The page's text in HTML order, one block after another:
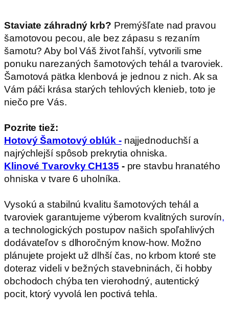
Staviate záhradný krb? Premýšľate nad pravou
šamotovou pecou, ale bez zápasu s rezaním
šamotu? Aby bol Váš život ľahší, vytvorili sme
ponuku narezaných šamotových tehál a tvaroviek.
Šamotová pätka klenbová je jednou z nich. Ak sa
Vám páči krása starých tehlových klenieb, toto je
niečo pre Vás.
Pozrite tiež:
Hotový Šamotový oblúk -najjednoduchší a
najrýchlejší spôsob prekrytia ohniska.
Klinové Tvarovky CH135 - pre stavbu hranatého
ohniska v tvare 6 uholníka.
Vysokú a stabilnú kvalitu šamotových tehál a
tvaroviek garantujeme výberom kvalitných surovín,
a technologických postupov našich spoľahlivých
dodávateľov s dlhoročným know-how. Možno
plánujete projekt už dlhší čas, no krbom ktoré ste
doteraz videli v bežných stavebninách, či hobby
obchodoch chýba ten vierohodný, autentický
pocit, ktorý vyvolá len poctivá tehla.